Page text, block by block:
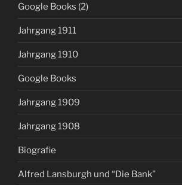
Google Books (2)
Jahrgang 1911
Jahrgang 1910
Google Books
Jahrgang 1909
Jahrgang 1908
Biografie
Alfred Lansburgh und “Die Bank”